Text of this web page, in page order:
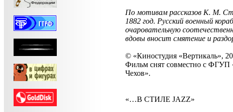
По мотивам рассказов К. М.
1882 год. Русский военный
очаровательную
вдовы вносит смятение и
© «Киностудия «Вертикаль»,
Фильм снят совместно с ФГУП
Чехов».
«…В СТИЛЕ JAZZ»